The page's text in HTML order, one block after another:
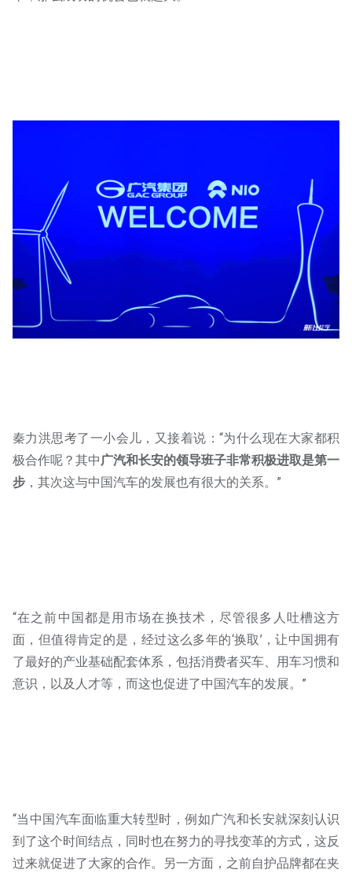
秦力洪思考了一小会儿，又接着说：“为什么现在大家都积
极合作呢？其中广汽和长安的领导班子非常积极进取是第一
步 ，其次这与中国汽车的发展也有很大的关系。”
“在之前中国都是用市场在换技术，尽管很多人吐槽这方
面，但值得肯定的是，经过这么多年的‘换取’，让中国拥有
了最好的产业基础配套体系，包括消费者买车、用车习惯和
意识，以及人才等，而这也促进了中国汽车的发展。”
“当中国汽车面临重大转型时，例如广汽和长安就深刻认识
到了这个时间结点，同时也在努力的寻找变革的方式，这反
过来就促进了大家的合作。另一方面，之前自护品牌都在夹